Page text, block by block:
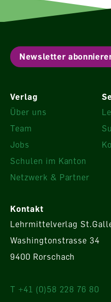
Newsletter
Verlag
Über uns
Team
Jobs
Schulen im Kanton
Netzwerk & Partner
Kontakt
Lehrmittelverlag
Washingtonstrasse 34
9400 Rorschach
T +41 (0)58 228 76 80